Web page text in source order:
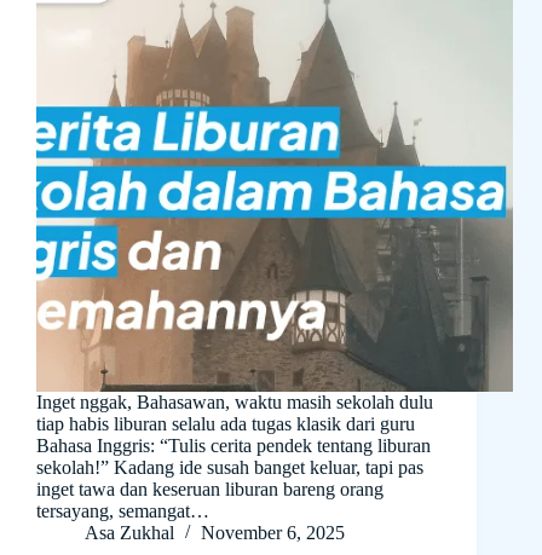
Inget nggak, Bahasawan, waktu masih sekolah dulu
tiap habis liburan selalu ada tugas klasik dari guru
Bahasa Inggris: “Tulis cerita pendek tentang liburan
sekolah!” Kadang ide susah banget keluar, tapi pas
inget tawa dan keseruan liburan bareng orang
tersayang, semangat…
Asa Zukhal
November 6, 2025